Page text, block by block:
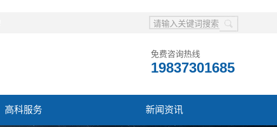
免费咨询热线
19837301685
高科服务 新闻资讯